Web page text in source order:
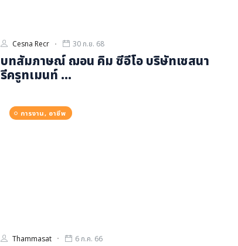
Cesna Recr 30 ก.ย. 68
บทสัมภาษณ์ ฌอน คิม ซีอีโอ บริษัทเซสนา
รีครูทเมนท์ ...
การงาน, อาชีพ
Thammasat 6 ก.ค. 66